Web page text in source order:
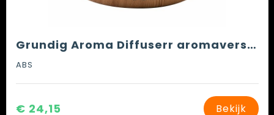
Grundig Aroma Diffuserr aromaverstuiver
ABS
€ 24,15 Bekijk